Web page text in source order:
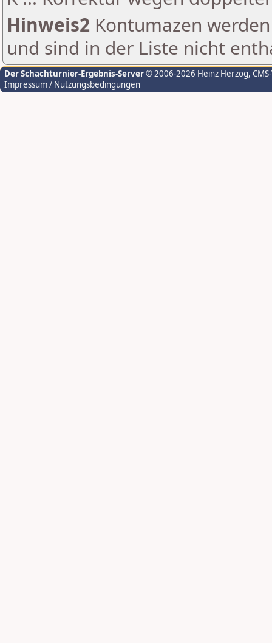
Hinweis2 Kontumazen
und sind in der Liste nicht
Der Schachturnier-Ergebnis-Server© 2006-2026 Heinz Herzog,
Impressum / Nutzungsbedingungen